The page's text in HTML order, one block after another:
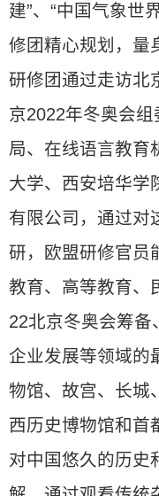
建”、“中国气象世
修团精心规划，量
研修团通过走访北
京2022年冬奥会
局、在线语言教育
大学、西安培华学
有限公司，通过对
研，欧盟研修官员
教育、高等教育、
22北京冬奥会筹备
企业发展等领域的
物馆、故宫、长城
西历史博物馆和首
对中国悠久的历史